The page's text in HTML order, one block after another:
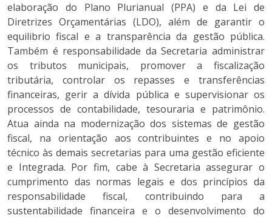
elaboração do Plano Plurianual (PPA) e da Lei de
Diretrizes Orçamentárias (LDO), além de garantir o
equilibrio fiscal e a transparência da gestão pública.
Também é responsabilidade da Secretaria administrar
os tributos municipais, promover a fiscalização
tributária, controlar os repasses e transferências
financeiras, gerir a dívida pública e supervisionar os
processos de contabilidade, tesouraria e patrimônio.
Atua ainda na modernização dos sistemas de gestão
fiscal, na orientação aos contribuintes e no apoio
técnico às demais secretarias para uma gestão eficiente
e Integrada. Por fim, cabe à Secretaria assegurar o
cumprimento das normas legais e dos princípios da
responsabilidade fiscal, contribuindo para a
sustentabilidade financeira e o desenvolvimento do